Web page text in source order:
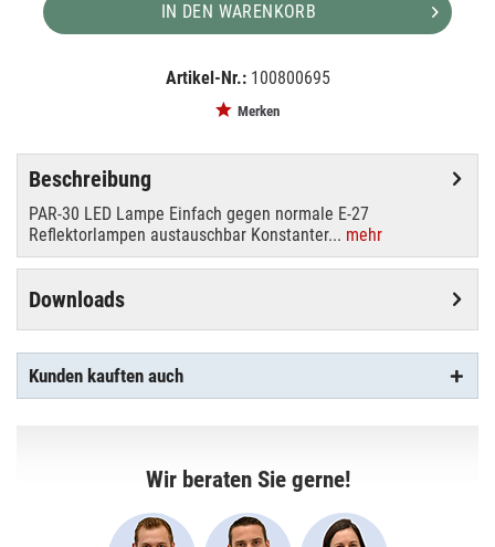
IN DEN WARENKORB
Artikel-Nr.: 100800695
Merken
Beschreibung
PAR-30 LED Lampe Einfach gegen normale E-27
Reflektorlampen austauschbar Konstanter... mehr
Downloads
Kunden kauften auch
Wir beraten Sie gerne!